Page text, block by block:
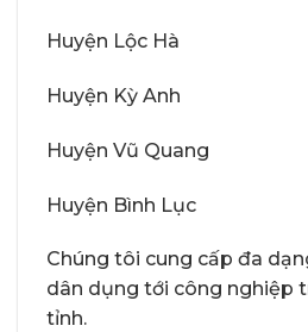
Huyện Lộc Hà
Huyện Kỳ Anh
Huyện Vũ Quang
Huyện Bình Lục
Chúng tôi cung cấp đa
dân dụng tới công nghiệp
tỉnh.